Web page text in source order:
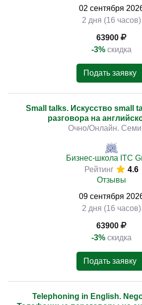
02 сентября
2 дня (16 часов)
63900
-3% скидка
Подать заявку
Small talks. Искусство small
разговора на
Очно/Онлайн.
Бизнес-школа ITC
Рейтинг
4.6
Отзывы
09 сентября
2 дня (16 часов)
63900
-3% скидка
Подать заявку
Telephoning in English.